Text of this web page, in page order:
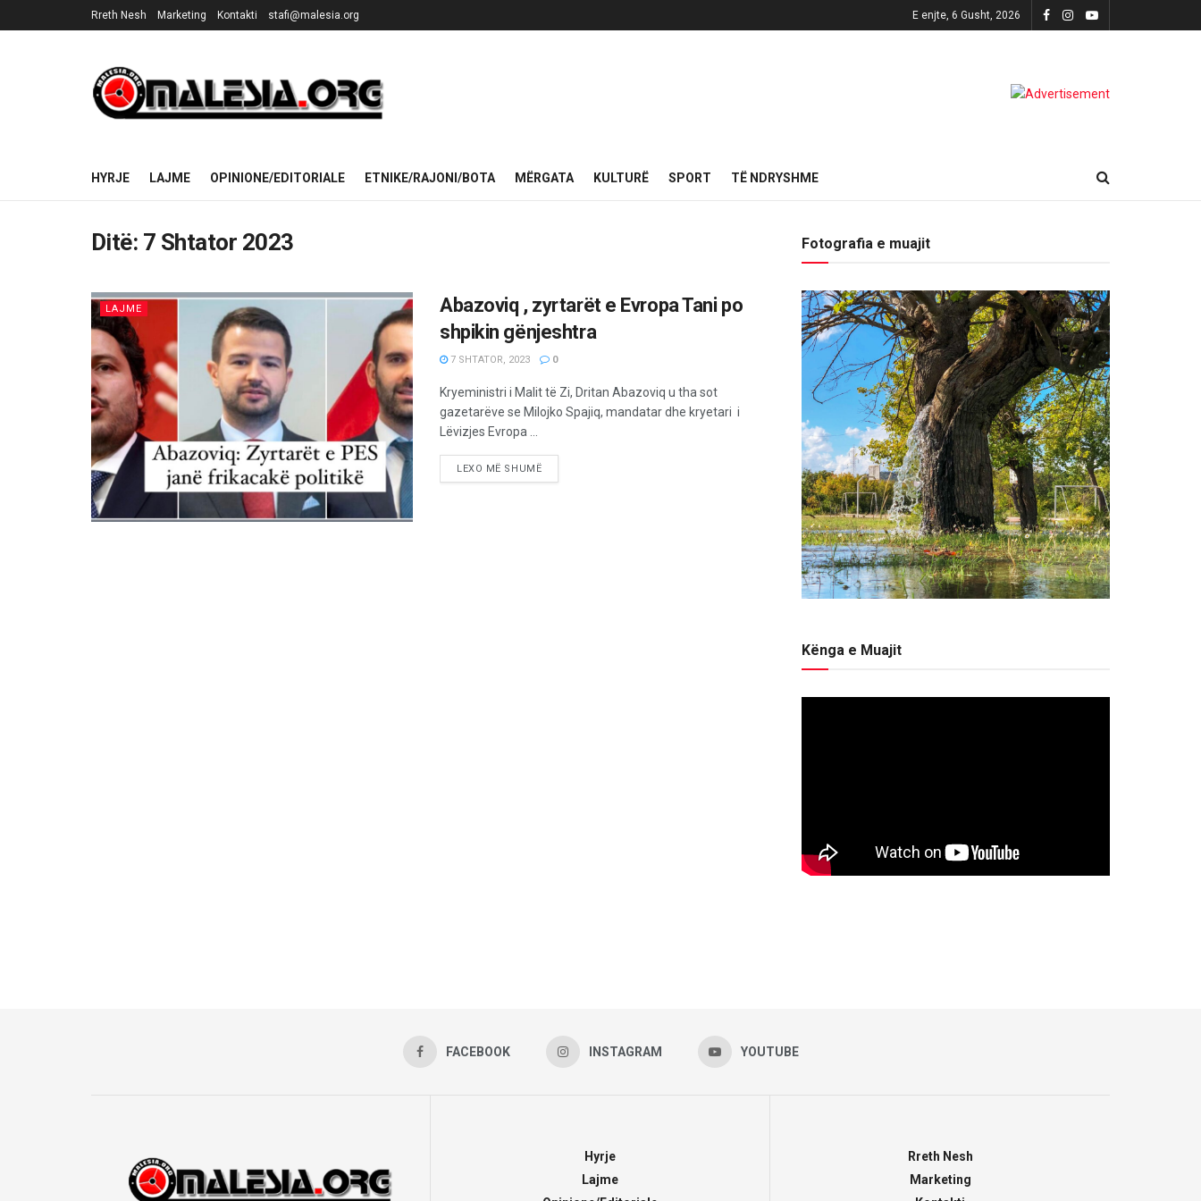
Rreth Nesh Marketing Kontakti stafi@malesia.org E enjte, 6 Gusht, 2026
HYRJE LAJME OPINIONE/EDITORIALE ETNIKE/RAJONI/BOTA MËRGATA KULTURË SPORT TË NDRYSHME
Ditë: 7 Shtator 2023
LAJME
Abazoviq , zyrtarët e Evropa Tani po
shpikin gënjeshtra
7 SHTATOR, 2023 0
Kryeministri i Malit të Zi, Dritan Abazoviq u tha sot
gazetarëve se Milojko Spajiq, mandatar dhe kryetari i
Lëvizjes Evropa ...
LEXO MË SHUMË
Fotografia e muajit
Kënga e Muajit
FACEBOOK INSTAGRAM YOUTUBE
Hyrje
Lajme
Rreth Nesh
Marketing